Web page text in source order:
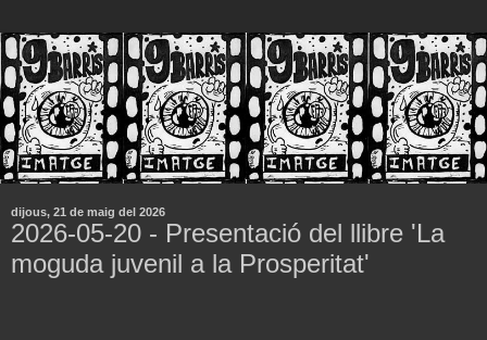
dijous, 21 de maig del 2026
2026-05-20 - Presentació del llibre 'La
moguda juvenil a la Prosperitat'